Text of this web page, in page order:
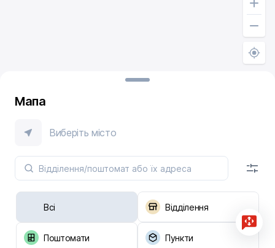
Мапа
Виберіть місто
Всі Відділення
Поштомати Пункти